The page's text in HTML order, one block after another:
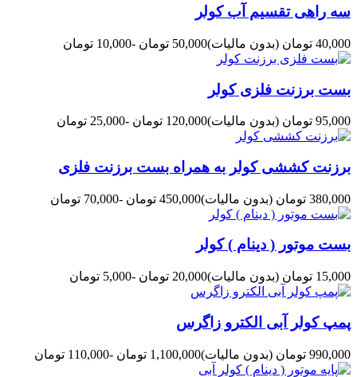
سه راهی تقسیم آب کولر
40,000 تومان (بدون مالیات)50,000 تومان -10,000 تومان
بست برزنت فلزی کولر
95,000 تومان (بدون مالیات)120,000 تومان -25,000 تومان
برزنت کششی کولر به همراه بست برزنت فلزی
380,000 تومان (بدون مالیات)450,000 تومان -70,000 تومان
بست موتور ( دینام ) کولر
15,000 تومان (بدون مالیات)20,000 تومان -5,000 تومان
پمپ کولر آبی الکترو زاگرس
990,000 تومان (بدون مالیات)1,100,000 تومان -110,000 تومان